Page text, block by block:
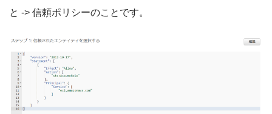
と -> 信頼ポリシーのことです。